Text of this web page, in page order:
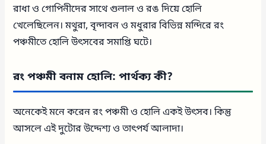
রাধা ও গোপিনীদের সাথে গুলাল ও রঙ দিয়ে হোলি
খেলেছিলেন। মথুরা, বৃন্দাবন ও মধুরার বিভিন্ন মন্দিরে রং
পঞ্চমীতে হোলি উৎসবের সমাপ্তি ঘটে।
রং পঞ্চমী বনাম হোলি: পার্থক্য কী?
অনেকেই মনে করেন রং পঞ্চমী ও হোলি একই উৎসব। কিন্তু
আসলে এই দুটোর উদ্দেশ্য ও তাৎপর্য আলাদা।